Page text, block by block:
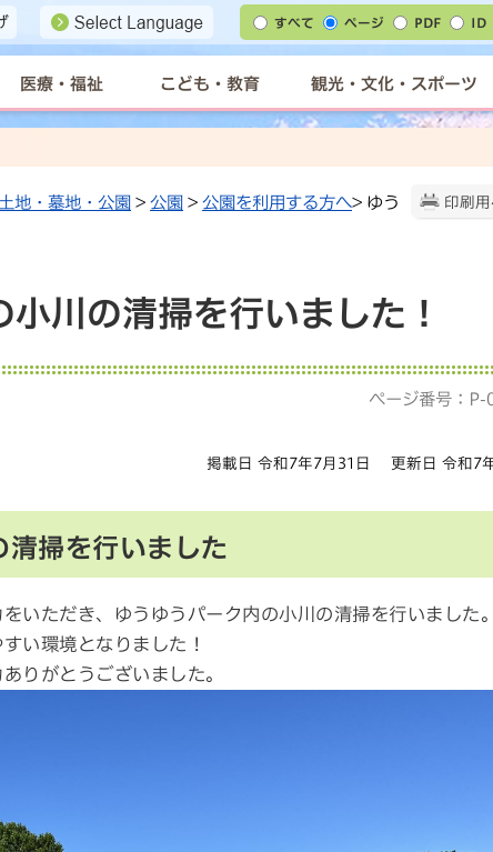
すべて ページ PDF ID
医療・福祉 こども・教育 観光・文化・スポーツ
印刷
地・墓地・公園 > 公園 > 公園を利用する方へ> ゆう
川の清掃を行いました！
ページ番号：P-
掲載日 令和7年7月31日 更新日 令和7
清掃を行いました
いただき、ゆうゆうパーク内の小川の清掃を行いました。
い環境となりました！
りがとうございました。